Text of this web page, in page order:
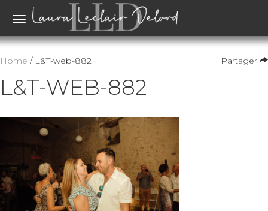
Toggle
Partager
Home / L&T-web-882
L&T-WEB-882